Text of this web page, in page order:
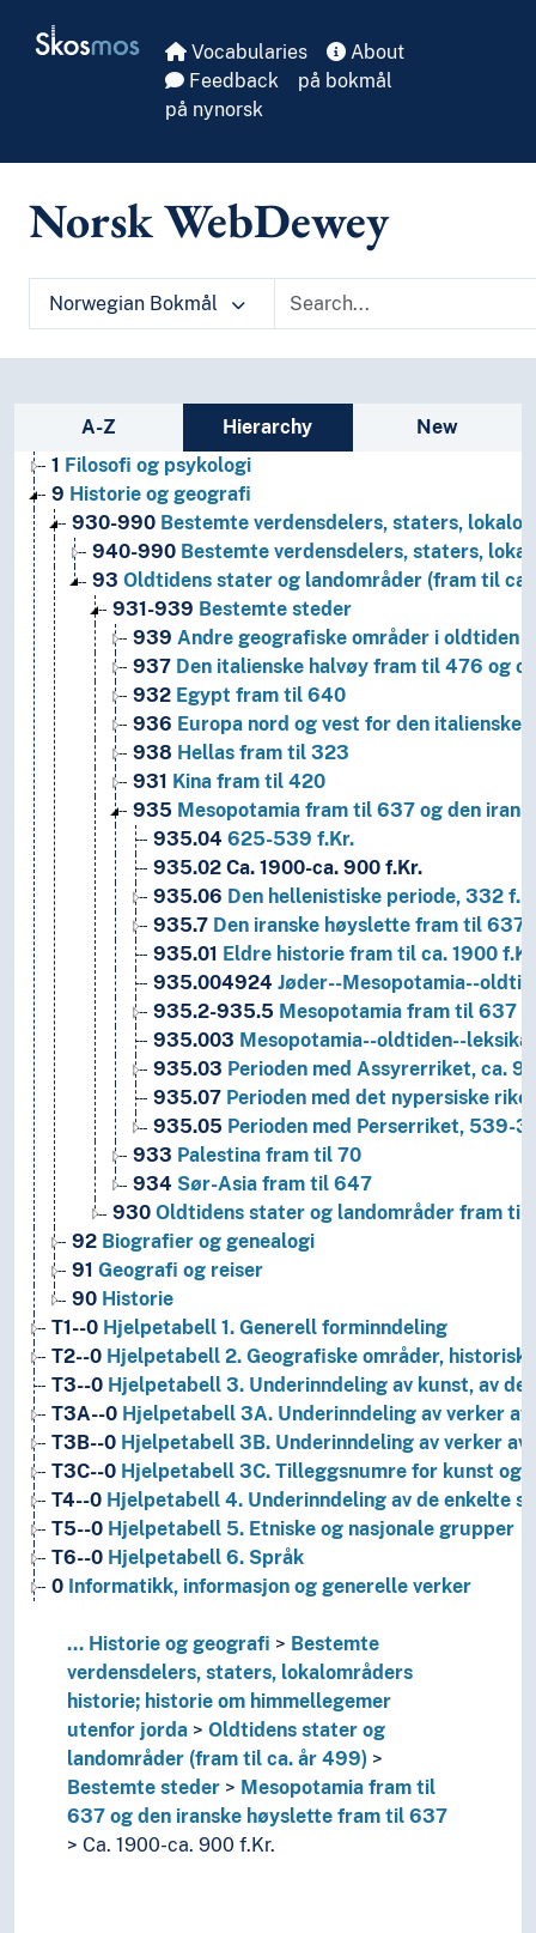
Skosmos Vocabularies
About
Feedback
på bokmål
på nynorsk
Norsk WebDewey
Norwegian Bokmål
Sidebar listing: list and traverse
A-Z Hierarchy
New
1 Filosofi og psykologi
9 Historie og geografi
930-990 Bestemte verdensdelers, staters,
940-990 Bestemte verdensdelers, staters,
93 Oldtidens stater og landområder (fram til
931-939 Bestemte steder
939 Andre geografiske områder i oldtiden
937 Den italienske halvøy fram til 476 og
932 Egypt fram til 640
936 Europa nord og vest for den
938 Hellas fram til 323
931 Kina fram til 420
935 Mesopotamia fram til 637 og den
935.04 625-539 f.Kr.
935.02 Ca. 1900-ca. 900 f.Kr.
935.06 Den hellenistiske periode, 332
935.7 Den iranske høyslette fram til 637
935.01 Eldre historie fram til ca. 1900
935.004924 Jøder--Mesopotamia--
935.2-935.5 Mesopotamia fram til 637
935.003 Mesopotamia--oldtiden--
935.03 Perioden med Assyrerriket, ca.
935.07 Perioden med det nypersiske
935.05 Perioden med Perserriket, 539-
933 Palestina fram til 70
934 Sør-Asia fram til 647
930 Oldtidens stater og landområder fram til
92 Biografier og genealogi
91 Geografi og reiser
90 Historie
T1--0 Hjelpetabell 1. Generell forminndeling
T2--0 Hjelpetabell 2. Geografiske områder,
T3--0 Hjelpetabell 3. Underinndeling av kunst, av
T3A--0 Hjelpetabell 3A. Underinndeling av verker
T3B--0 Hjelpetabell 3B. Underinndeling av verker
T3C--0 Hjelpetabell 3C. Tilleggsnumre for kunst og
T4--0 Hjelpetabell 4. Underinndeling av de enkelte
T5--0 Hjelpetabell 5. Etniske og nasjonale grupper
T6--0 Hjelpetabell 6. Språk
0 Informatikk, informasjon og generelle verker
Litteratur
Naturvitenskap
Religion
Samfunnsvitenskap
Språk
Teknologi
... Historie og geografi
Bestemte
verdensdelers, staters, lokalområders
historie; historie om himmellegemer
utenfor jorda
Oldtidens stater og
landområder (fram til ca. år 499)
Bestemte steder
Mesopotamia fram til
637 og den iranske høyslette fram til 637
Ca. 1900-ca. 900 f.Kr.